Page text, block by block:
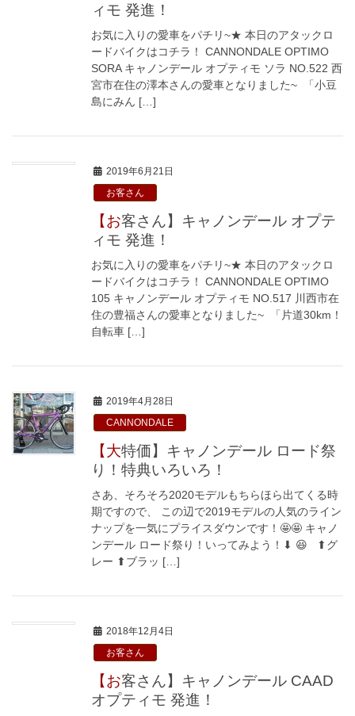
ィモ 発進！
お気に入りの愛車をパチリ~★ 本日のアタックロ
ードバイクはコチラ！ CANNONDALE OPTIMO
SORA キャノンデール オプティモ ソラ NO.522 西
宮市在住の澤本さんの愛車となりました~ 「小豆
島にみん […]
2019年6月21日
お客さん
【お客さん】キャノンデール オプテ
ィモ 発進！
お気に入りの愛車をパチリ~★ 本日のアタックロ
ードバイクはコチラ！ CANNONDALE OPTIMO
105 キャノンデール オプティモ NO.517 川西市在
住の豊福さんの愛車となりました~ 「片道30km！
自転車 […]
2019年4月28日
CANNONDALE
【大特価】キャノンデール ロード祭
り！特典いろいろ！
さあ、そろそろ2020モデルもちらほら出てくる時
期ですので、 この辺で2019モデルの人気のライン
ナップを一気にプライスダウンです！🤩🤩 キャノ
ンデール ロード祭り！いってみよう！⬇ 😆 ⬆グ
レー ⬆ブラッ […]
2018年12月4日
お客さん
【お客さん】キャノンデール CAAD
オプティモ 発進！